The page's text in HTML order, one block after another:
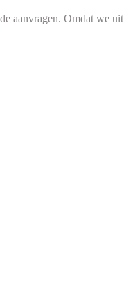
aanvragen. Omdat we uit